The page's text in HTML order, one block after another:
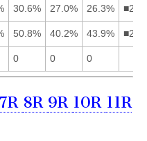
30.6% 27.0% 26.3%
50.8% 40.2% 43.9%
0 0 0
7R 8R 9R 10R 11R